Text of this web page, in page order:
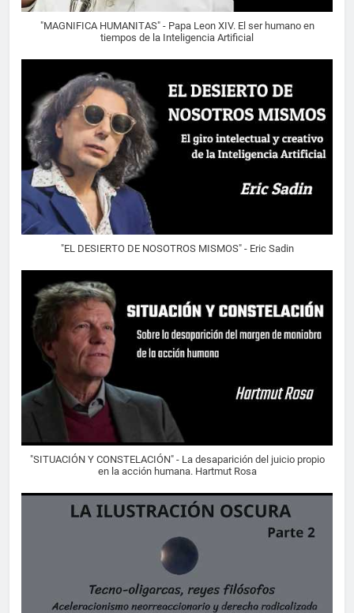
"MAGNIFICA HUMANITAS" - Papa Leon XIV. El ser humano en
tiempos de la Inteligencia Artificial
"EL DESIERTO DE NOSOTROS MISMOS" - Eric Sadin
"SITUACIÓN Y CONSTELACIÓN" - La desaparición del juicio propio
en la acción humana. Hartmut Rosa